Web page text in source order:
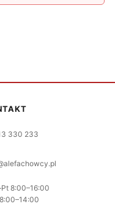
330 233
8:00–16:00